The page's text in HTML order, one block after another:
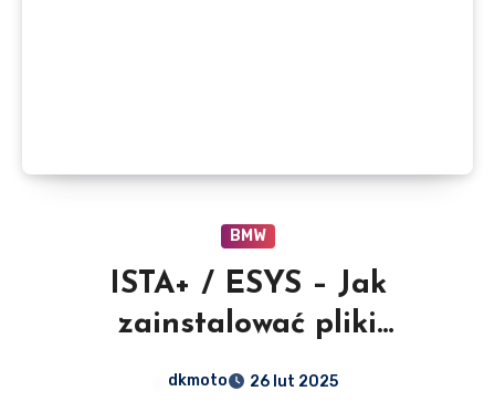
BMW
ISTA+ / ESYS – Jak
zainstalować pliki
dkmoto 26 lut 2025